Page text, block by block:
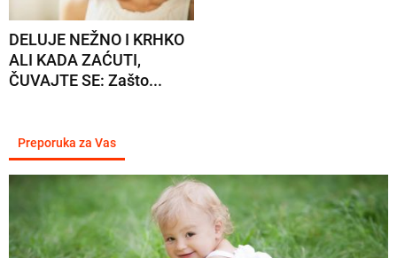
DELUJE NEŽNO I KRHKO
ALI KADA ZAĆUTI,
ČUVAJTE SE: Zašto...
Preporuka za Vas